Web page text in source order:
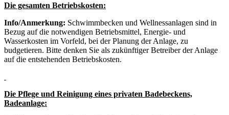
Die gesamten Betriebskosten:
Info/Anmerkung: Schwimmbecken und Wellnessanlagen sind in
Bezug auf die notwendigen Betriebsmittel, Energie- und
Wasserkosten im Vorfeld, bei der Planung der Anlage, zu
budgetieren. Bitte denken Sie als zukünftiger Betreiber der Anlage
auf die entstehenden Betriebskosten.
Die Pflege und Reinigung eines privaten Badebeckens,
Badeanlage: